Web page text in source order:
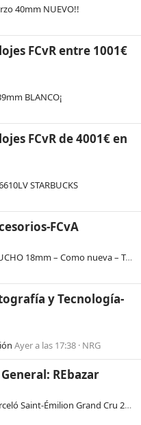
40mm NUEVO!!
FCvR entre 1001€
BLANCO¡
FCvR de 4001€ en
STARBUCKS
FCvA
– Como nueva – Talla M (110/70)
y Tecnología-
Ayer a las 17:38 NRG
REbazar
Saint-Émilion Grand Cru 2012